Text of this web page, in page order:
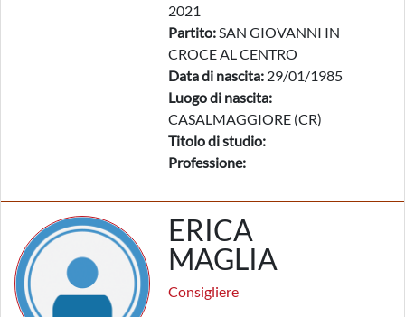
2021
Partito:SAN GIOVANNI IN
CROCE AL CENTRO
Data di nascita: 29/01/1985
Luogo di nascita:
CASALMAGGIORE (CR)
Titolo di studio:
Professione:
ERICA
MAGLIA
Consigliere